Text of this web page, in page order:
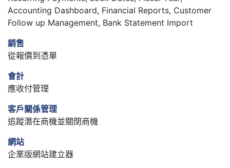
Accounting Dashboard, Financial Reports, Customer
Follow up Management, Bank Statement Import
銷售
從報價到憑單
會計
應收付管理
客戶關係管理
追蹤潛在商機並關閉商機
網站
企業版網站建立器